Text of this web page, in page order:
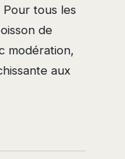
tous les
de
modération,
aux